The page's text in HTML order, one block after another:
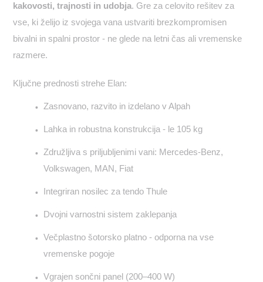
kakovosti, trajnosti in udobja. Gre za celovito rešitev za
vse, ki želijo iz svojega vana ustvariti brezkompromisen
bivalni in spalni prostor - ne glede na letni čas ali vremenske
razmere.
Ključne prednosti strehe Elan:
Zasnovano, razvito in izdelano v Alpah
Lahka in robustna konstrukcija - le 105 kg
Združljiva s priljubljenimi vani: Mercedes-Benz,
Volkswagen, MAN, Fiat
Integriran nosilec za tendo Thule
Dvojni varnostni sistem zaklepanja
Večplastno šotorsko platno - odporna na vse
vremenske pogoje
Vgrajen sončni panel (200–400 W)